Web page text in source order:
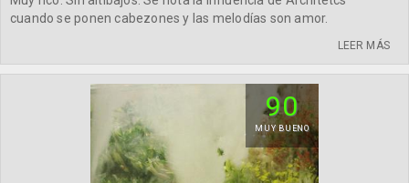
cuando se ponen cabezones y las melodías son amor.
LEER MÁS
90
MUY BUENO